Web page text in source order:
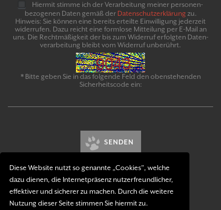
Diese Website nutzt so genannte „Cookies”, welche
dazu dienen, die Internetpräsenz nutzerfreundlicher,
effektiver und sicherer zu machen. Durch die weitere
Nutzung dieser Seite stimmen Sie hiermit zu.
Hiermit stimme ich der Verarbeitung meiner personen­
bezogenen Daten gemäß der Daten­schutz­er­klär­ung zu.
Hinweis: Sie können eine bereits erteilte Ein­willigung jeder­zeit
widerrufen. Dazu reicht eine formlose Mitteilung per E-Mail an
uns. Die Recht­mäßigkeit der bis zum Widerruf erfolgten Daten­
verarbeitung bleibt vom Wider­ruf un­be­rührt.
* Bitte geben Sie in das folgende Feld den obenstehenden
Sicherheitscode ein:
SENDEN